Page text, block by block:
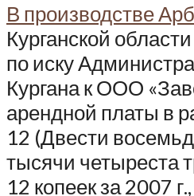
В производстве
Курганской
по иску
Кургана к ООО
арендной платы в
12 (Двести
тысячи четыреста
12 копеекза 2007